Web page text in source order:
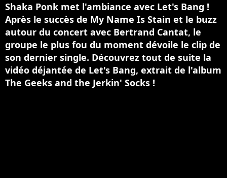
Shaka Ponk met l'ambiance avec Let's Bang !
Après le succès de My Name Is Stain et le buzz
autour du concert avec Bertrand Cantat, le
groupe le plus fou du moment dévoile le clip de
son dernier single. Découvrez tout de suite la
vidéo déjantée de Let's Bang, extrait de l'album
The Geeks and the Jerkin' Socks !